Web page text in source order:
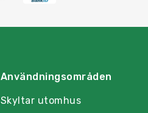
Användningsområden
Skyltar utomhus